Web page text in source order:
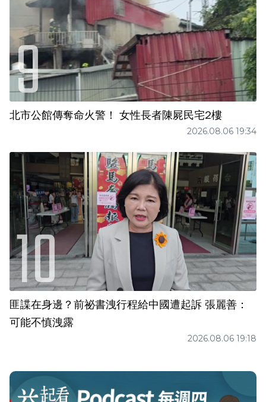
北市公館傳奪命火警！ 女性長者陳屍民宅2樓
2026.08.06 19:34
匪諜在身邊？前祕書洩行程給中國遭起訴 張麗善：
可能不慎洩露
2026.08.06 19:18